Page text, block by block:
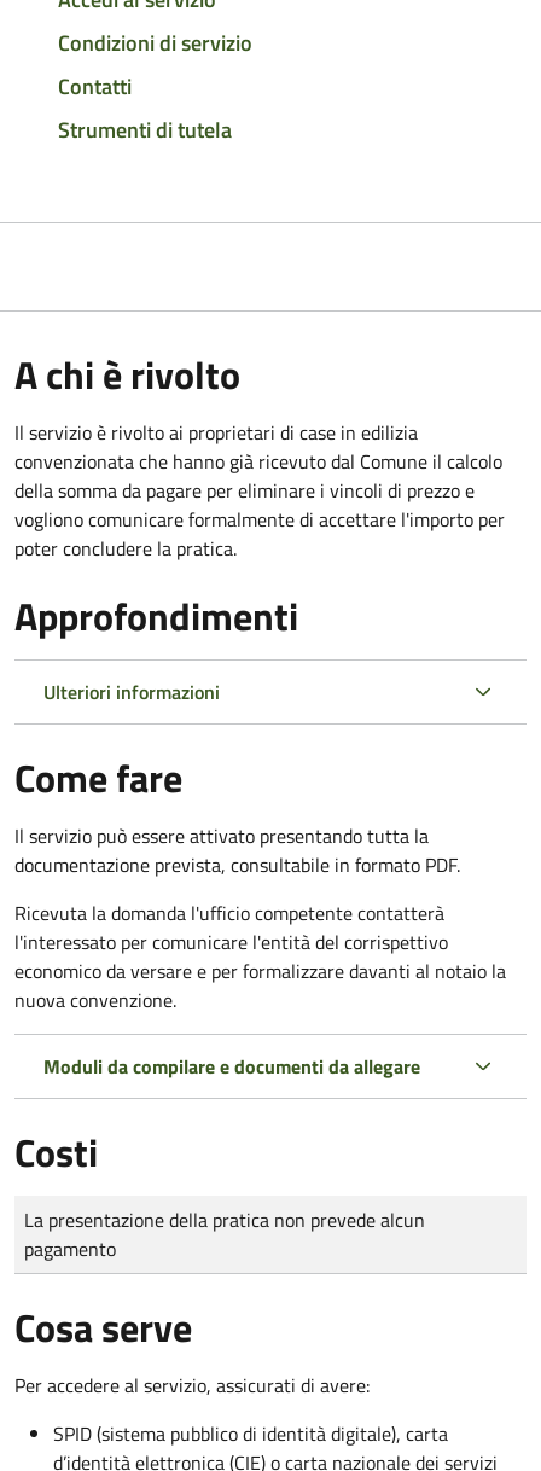
Condizioni di servizio
Contatti
Strumenti di tutela
A chi è rivolto
Il servizio è rivolto ai proprietari di case in edilizia
convenzionata che hanno già ricevuto dal Comune il calcolo
della somma da pagare per eliminare i vincoli di prezzo e
vogliono comunicare formalmente di accettare l'importo per
poter concludere la pratica.
Approfondimenti
Ulteriori informazioni
Come fare
Il servizio può essere attivato presentando tutta la
documentazione prevista, consultabile in formato PDF.
Ricevuta la domanda l'ufficio competente contatterà
l'interessato per comunicare l'entità del corrispettivo
economico da versare e per formalizzare davanti al notaio la
nuova convenzione.
Moduli da compilare e documenti da allegare
Costi
Tipo di pagamento
Importo
La presentazione della pratica non prevede alcun
pagamento
Cosa serve
Per accedere al servizio, assicurati di avere:
SPID (sistema pubblico di identità digitale), carta
d’identità elettronica (CIE) o carta nazionale dei servizi